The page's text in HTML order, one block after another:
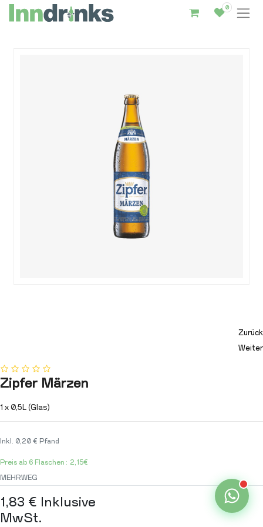
0
Zurück
Weiter
Zipfer Märzen
1 x 0,5L (Glas)
Inkl. 0,20 € Pfand
Preis ab 6 Flaschen: 2,15€
MEHRWEG
1,83 €
Inklusive
MwSt.